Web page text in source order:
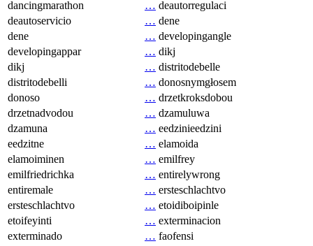
dancingmarathon
… deautorregulaci
deautoservicio
… dene
dene
… developingangle
developingappar
… dikj
dikj
… distritodebelle
distritodebelli
… donosnymgłosem
donoso
… drzetkroksdobou
drzetnadvodou
… dzamuluwa
dzamuna
… eedzinieedzini
eedzitne
… elamoida
elamoiminen
… emilfrey
emilfriedrichka
… entirelywrong
entiremale
… ersteschlachtvo
ersteschlachtvo
… etoidiboipinle
etoifeyinti
… exterminacion
exterminado
… faofensi